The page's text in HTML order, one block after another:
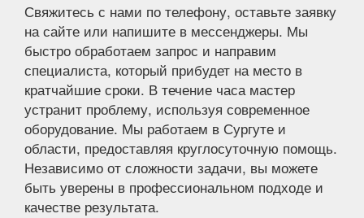
Свяжитесь с нами по телефону, оставьте заявку
на сайте или напишите в мессенджеры. Мы
быстро обработаем запрос и направим
специалиста, который прибудет на место в
кратчайшие сроки. В течение часа мастер
устранит проблему, используя современное
оборудование. Мы работаем в Сургуте и
области, предоставляя круглосуточную помощь.
Независимо от сложности задачи, вы можете
быть уверены в профессиональном подходе и
качестве результата.